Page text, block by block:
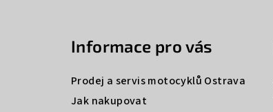
Informace pro vás
Prodej a servis motocyklů Ostrava
Jak nakupovat